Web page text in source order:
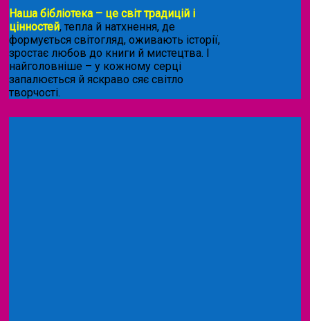
Наша бібліотека – це світ традицій і
цінностей, тепла й натхнення, де
формується світогляд, оживають історії,
зростає любов до книги й мистецтва. І
найголовніше – у кожному серці
запалюється й яскраво сяє світло
творчості.